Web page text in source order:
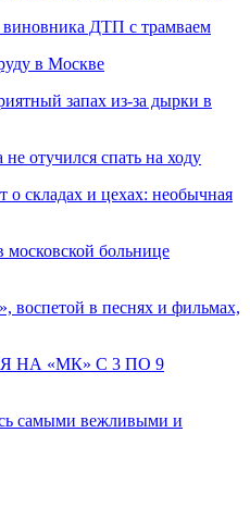
виновника ДТП с трамваем
в Москве
запах из-за дырки в
отучился спать на ходу
о складах и цехах: необычная
больнице
воспетой в песнях и фильмах,
НА «МК» С 3 ПО 9
самыми вежливыми и